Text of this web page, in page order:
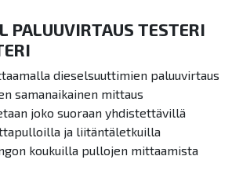
PALUUVIRTAUS TESTERI
dieselsuuttimien paluuvirtaus
samanaikainen mittaus
joko suoraan yhdistettävillä
ja liitäntäletkuilla
koukuilla pullojen mittaamista